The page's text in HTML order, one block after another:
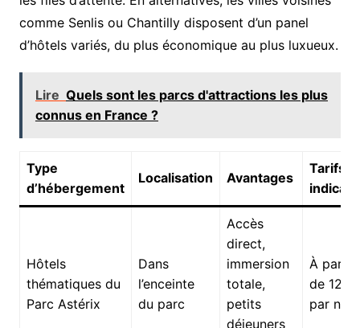
comme Senlis ou Chantilly disposent d’un panel
d’hôtels variés, du plus économique au plus luxueux.
Lire Quels sont les parcs d'attractions les plus
connus en France ?
Type
d’hébergement
Localisation Avantages
Tarifs
Hôtels
thématiques du
Parc Astérix
Dans
l’enceinte
du parc
Accès
direct,
immersion
totale,
petits
déjeuners
À partir
de 120
par nuit